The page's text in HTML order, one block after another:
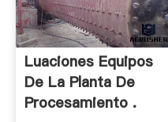
Luaciones Equipos
De La Planta De
Procesamiento .